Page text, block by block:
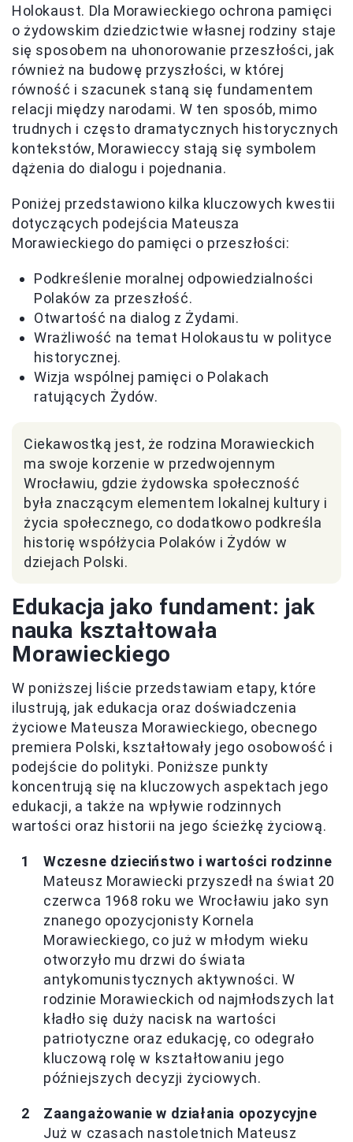
Holokaust. Dla Morawieckiego ochrona pamięci
o żydowskim dziedzictwie własnej rodziny staje
się sposobem na uhonorowanie przeszłości, jak
również na budowę przyszłości, w której
równość i szacunek staną się fundamentem
relacji między narodami. W ten sposób, mimo
trudnych i często dramatycznych historycznych
kontekstów, Morawieccy stają się symbolem
dążenia do dialogu i pojednania.
Poniżej przedstawiono kilka kluczowych kwestii
dotyczących podejścia Mateusza
Morawieckiego do pamięci o przeszłości:
Podkreślenie moralnej odpowiedzialności
Polaków za przeszłość.
Otwartość na dialog z Żydami.
Wrażliwość na temat Holokaustu w polityce
historycznej.
Wizja wspólnej pamięci o Polakach
ratujących Żydów.
Ciekawostką jest, że rodzina Morawieckich
ma swoje korzenie w przedwojennym
Wrocławiu, gdzie żydowska społeczność
była znaczącym elementem lokalnej kultury i
życia społecznego, co dodatkowo podkreśla
historię współżycia Polaków i Żydów w
dziejach Polski.
Edukacja jako fundament: jak
nauka kształtowała
Morawieckiego
W poniższej liście przedstawiam etapy, które
ilustrują, jak edukacja oraz doświadczenia
życiowe Mateusza Morawieckiego, obecnego
premiera Polski, kształtowały jego osobowość i
podejście do polityki. Poniższe punkty
koncentrują się na kluczowych aspektach jego
edukacji, a także na wpływie rodzinnych
wartości oraz historii na jego ścieżkę życiową.
Wczesne dzieciństwo i wartości rodzinne
Mateusz Morawiecki przyszedł na świat 20
czerwca 1968 roku we Wrocławiu jako syn
znanego opozycjonisty Kornela
Morawieckiego, co już w młodym wieku
otworzyło mu drzwi do świata
antykomunistycznych aktywności. W
rodzinie Morawieckich od najmłodszych lat
kładło się duży nacisk na wartości
patriotyczne oraz edukację, co odegrało
kluczową rolę w kształtowaniu jego
późniejszych decyzji życiowych.
Zaangażowanie w działania opozycyjne
Już w czasach nastoletnich Mateusz